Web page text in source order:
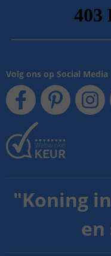
Volg ons op Social Media
"Koning
en